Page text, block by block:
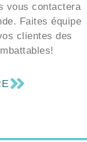
vous contactera
Faites équipe
clientes des